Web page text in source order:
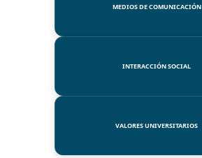
MEDIOS DE COMUNICACIÓN
INTERACCIÓN SOCIAL
VALORES UNIVERSITARIOS